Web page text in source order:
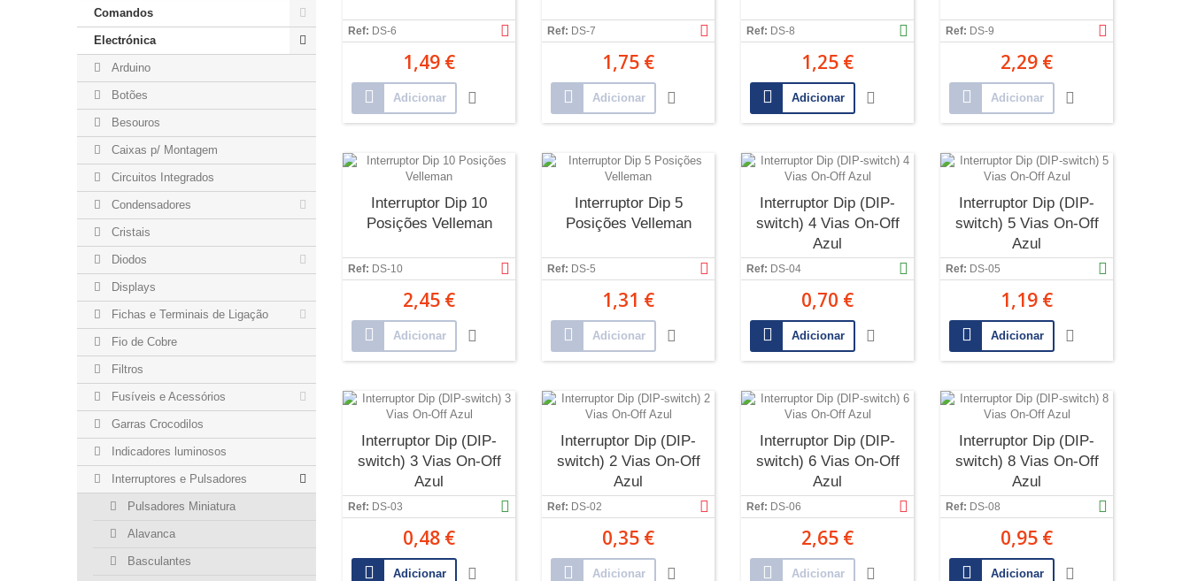
Comandos
Electrónica
Arduino
Botões
Besouros
Caixas p/ Montagem
Circuitos Integrados
Condensadores
Cristais
Diodos
Displays
Fichas e Terminais de Ligação
Fio de Cobre
Filtros
Fusíveis e Acessórios
Garras Crocodilos
Indicadores luminosos
Interruptores e Pulsadores
Pulsadores Miniatura
Alavanca
Basculantes
Ref: DS-6
1,49 €
Adicionar
Ref: DS-7
1,75 €
Adicionar
Ref: DS-8
1,25 €
Adicionar
Ref: DS-9
2,29 €
Adicionar
Interruptor Dip 10
Posições Velleman
Ref: DS-10
2,45 €
Adicionar
Interruptor Dip 5
Posições Velleman
Ref: DS-5
1,31 €
Adicionar
Interruptor Dip (DIP-
switch) 4 Vias On-Off
Azul
Ref: DS-04
0,70 €
Adicionar
Interruptor Dip (DIP-
switch) 5 Vias On-Off
Azul
Ref: DS-05
1,19 €
Adicionar
Interruptor Dip (DIP-
switch) 3 Vias On-Off
Azul
Ref: DS-03
0,48 €
Adicionar
Interruptor Dip (DIP-
switch) 2 Vias On-Off
Azul
Ref: DS-02
0,35 €
Adicionar
Interruptor Dip (DIP-
switch) 6 Vias On-Off
Azul
Ref: DS-06
2,65 €
Adicionar
Interruptor Dip (DIP-
switch) 8 Vias On-Off
Azul
Ref: DS-08
0,95 €
Adicionar